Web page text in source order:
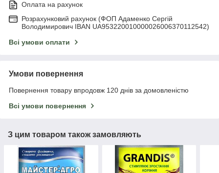
Оплата на рахунок
Розрахунковий рахунок (ФОП Адаменко Сергій
Володимирович IBAN UA953220010000026006370112542)
Всі умови оплати
Умови повернення
Повернення товару впродовж 120 днів за домовленістю
Всі умови повернення
З цим товаром також замовляють